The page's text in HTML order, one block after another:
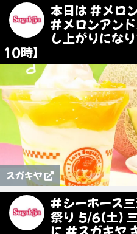
本日は #メロ
#メロンアンド
し上がりにな
10時】
スガキヤ
#シーホース
祭り 5/6(土)